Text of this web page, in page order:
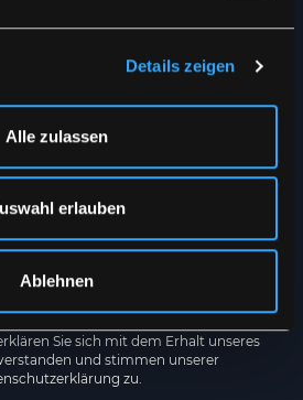
Details zeigen
Alle zulassen
erlauben
Ablehnen
direkt in Ihren
Sie sich mit dem Erhalt unseres
und stimmen unserer
zu.